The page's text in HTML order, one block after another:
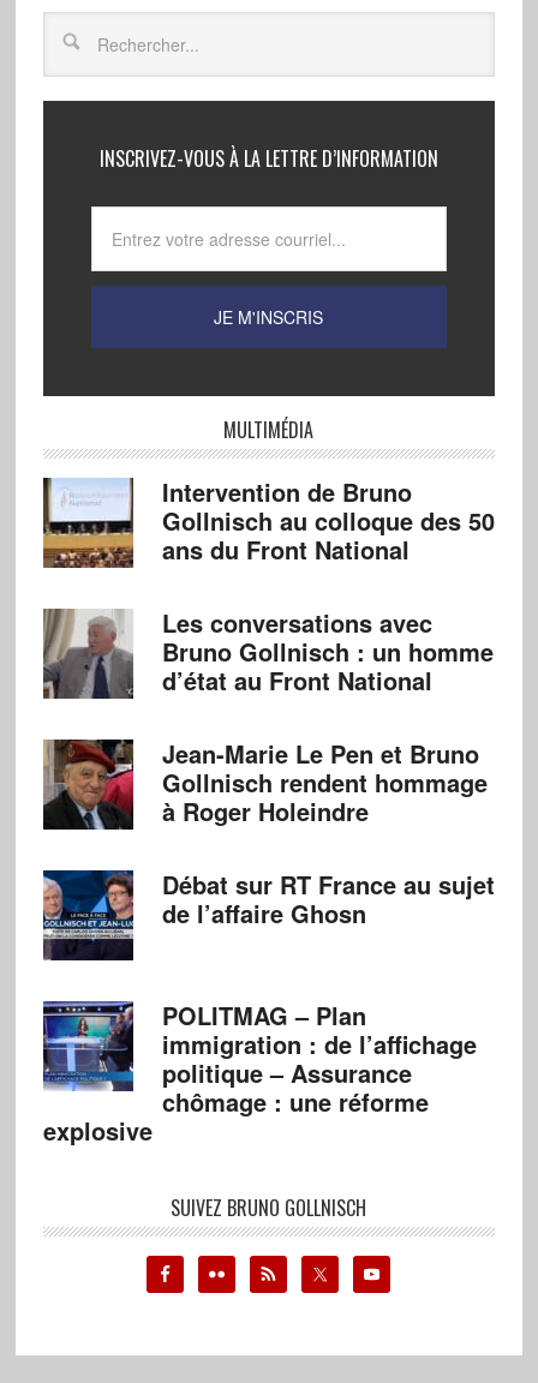
INSCRIVEZ-VOUS À LA LETTRE D’INFORMATION
MULTIMÉDIA
Intervention de Bruno
Gollnisch au colloque des 50
ans du Front National
Les conversations avec
Bruno Gollnisch : un homme
d’état au Front National
Jean-Marie Le Pen et Bruno
Gollnisch rendent hommage
à Roger Holeindre
Débat sur RT France au sujet
de l’affaire Ghosn
POLITMAG – Plan
immigration : de l’affichage
politique – Assurance
chômage : une réforme
explosive
SUIVEZ BRUNO GOLLNISCH